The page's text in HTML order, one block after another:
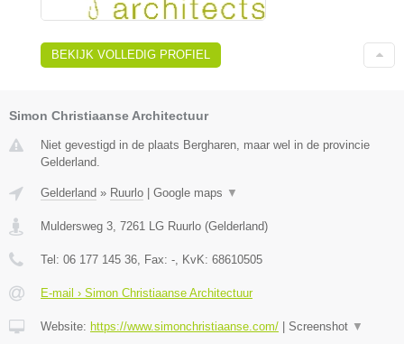
BEKIJK VOLLEDIG PROFIEL
Simon Christiaanse Architectuur
Niet gevestigd in de plaats Bergharen, maar wel in de provincie
Gelderland.
Gelderland » Ruurlo Google maps ▼
Muldersweg 3, 7261 LG Ruurlo (Gelderland)
Tel: 06 177 145 36, Fax: -, KvK: 68610505
E-mail › Simon Christiaanse Architectuur
Website: https://www.simonchristiaanse.com/ Screenshot ▼